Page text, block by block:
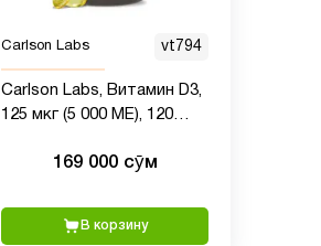
Carlson Labs vt794
Carlson Labs, Витамин D3,
125 мкг (5 000 МЕ), 120
169 000 сӯм
В корзину